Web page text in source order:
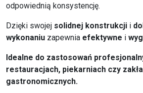
odpowiednią konsystencję.
Dzięki swojej solidnej konstrukcji i
wykonaniu zapewnia efektywne i
Idealne do zastosowań
restauracjach, piekarniach czy
gastronomicznych.